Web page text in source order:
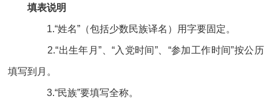
填表说明
1.“姓名”（包括少数民族译名）用字要固定。
2.“出生年月”、“入党时间”、“参加工作时间”按公历
填写到月。
3.“民族”要填写全称。